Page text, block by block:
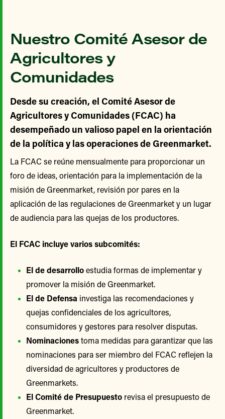
Nuestro Comité Asesor de
Agricultores y
Comunidades
Desde su creación, el Comité Asesor de
Agricultores y Comunidades (FCAC) ha
desempeñado un valioso papel en la orientación
de la política y las operaciones de Greenmarket.
La FCAC se reúne mensualmente para proporcionar un
foro de ideas, orientación para la implementación de la
misión de Greenmarket, revisión por pares en la
aplicación de las regulaciones de Greenmarket y un lugar
de audiencia para las quejas de los productores.
El FCAC incluye varios subcomités:
El de desarrolloestudia formas de implementar y
promover la misión de Greenmarket.
El de Defensa investiga las recomendaciones y
quejas confidenciales de los agricultores,
consumidores y gestores para resolver disputas.
Nominacionestoma medidas para garantizar que las
nominaciones para ser miembro del FCAC reflejen la
diversidad de agricultores y productores de
Greenmarkets.
El Comité de Presupuesto revisa el presupuesto de
Greenmarket.